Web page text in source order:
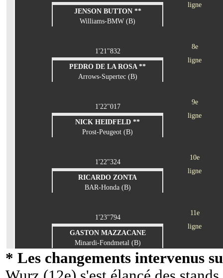
ligne
JENSON BUTTON **
Williams-BMW (B)
8e
ligne
1'21"832
PEDRO DE LA ROSA **
Arrows-Supertec (B)
9e
ligne
1'22"017
NICK HEIDFELD **
Prost-Peugeot (B)
10e
ligne
1'22"324
RICARDO ZONTA
BAR-Honda (B)
11e
ligne
1'23"794
GASTON MAZZACANE
Minardi-Fondmetal (B)
* Les changements intervenus